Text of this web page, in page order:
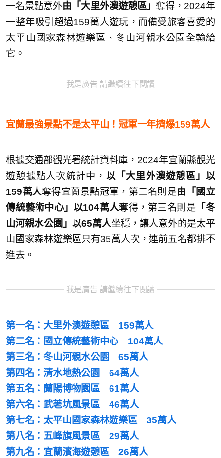
一名景點意外由「大里外澳遊憩區」 奪得，2024年
一整年吸引超過159萬人遊玩，而備受旅客喜愛的
太平山國家森林遊樂區、冬山河親水公園全輸給
它。
我是廣告 請繼續往下閱讀
宜蘭最強景點不是太平山！冠軍一年擠爆159萬人
根據交通部觀光署統計資料庫，2024年宜蘭縣觀光
遊憩據點人次統計中， 以「大里外澳遊憩區」以
159萬人奪得宜蘭景點冠軍，第二名則是由「國立
傳統藝術中心」以104萬人奪得，第三名則是 「冬
山河親水公園」以65萬人坐穩，讓人意外的是太平
山國家森林遊樂區只有35萬人次，連前五名都排不
進去。
我是廣告 請繼續往下閱讀
第一名：大里外澳遊憩區 159萬人
第二名：國立傳統藝術中心 104萬人
第三名：冬山河親水公園 65萬人
第四名：清水地熱公園 64萬人
第五名：蘭陽博物園區 61萬人
第六名：武荖坑風景區 46萬人
第七名：太平山國家森林遊樂區 35萬人
第八名：五峰旗風景區 29萬人
第九名：宜蘭濱海遊憩區 26萬人